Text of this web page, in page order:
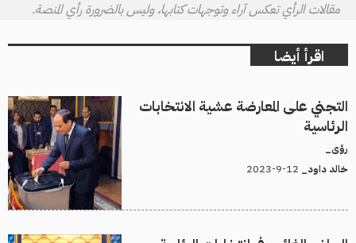
مقالات الرأي تعكس آراء وتوجهات كتابها، وليس بالضرورة رأي المنصة.
اقرأ أيضا
التجني على المعارضة عشية الانتخابات
الرئاسية
رؤى_
خالد داود_